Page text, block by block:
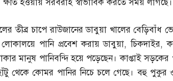
হওয়ায় সরবরাহ স্বাভাবিক করতে সময় লাগছে।
তীব্র চাপে রাউজানের ডাবুয়া খালের বেড়িবাঁধ
পানি প্রবেশ করায় ডাবুয়া,চিকদাইর,
মানুষ পানিবন্দি হয়ে পড়েছেন। কাপ্তাই
থেকে কোমর পানির নিচে চলে গেছে। বহু পুকুর